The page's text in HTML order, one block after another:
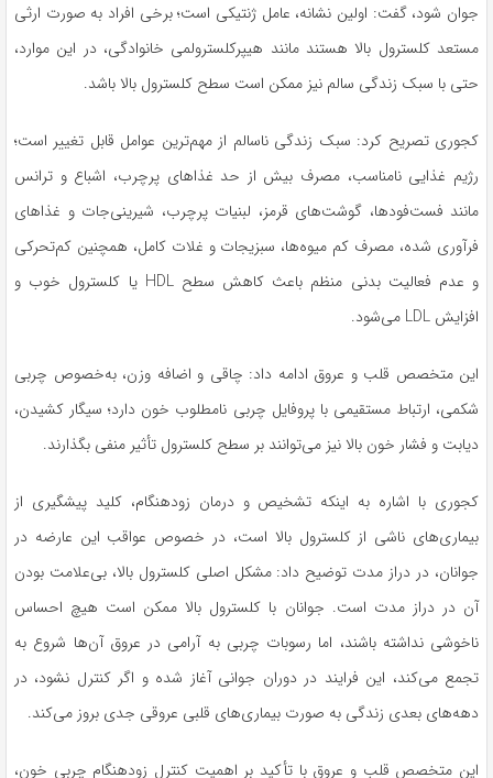
جوان شود، گفت: اولین نشانه، عامل ژنتیکی است؛ برخی افراد به صورت ارثی
مستعد کلسترول بالا هستند مانند هیپرکلسترولمی خانوادگی، در این موارد،
حتی با سبک زندگی سالم نیز ممکن است سطح کلسترول بالا باشد.
کجوری تصریح کرد: سبک زندگی ناسالم از مهم‌ترین عوامل قابل تغییر است؛
رژیم غذایی نامناسب، مصرف بیش از حد غذاهای پرچرب، اشباع و ترانس
مانند فست‌فودها، گوشت‌های قرمز، لبنیات پرچرب، شیرینی‌جات و غذاهای
فرآوری شده، مصرف کم میوه‌ها، سبزیجات و غلات کامل، همچنین کم‌تحرکی
و عدم فعالیت بدنی منظم باعث کاهش سطح HDL یا کلسترول خوب و
افزایش LDL می‌شود.
این متخصص قلب و عروق ادامه داد: چاقی و اضافه وزن، به‌خصوص چربی
شکمی، ارتباط مستقیمی با پروفایل چربی نامطلوب خون دارد؛ سیگار کشیدن،
دیابت و فشار خون بالا نیز می‌توانند بر سطح کلسترول تأثیر منفی بگذارند.
کجوری با اشاره به اینکه تشخیص و درمان زودهنگام، کلید پیشگیری از
بیماری‌های ناشی از کلسترول بالا است، در خصوص عواقب این عارضه در
جوانان، در دراز مدت توضیح داد: مشکل اصلی کلسترول بالا، بی‌علامت بودن
آن در دراز مدت است. جوانان با کلسترول بالا ممکن است هیچ احساس
ناخوشی نداشته باشند، اما رسوبات چربی به آرامی در عروق آن‌ها شروع به
تجمع می‌کند، این فرایند در دوران جوانی آغاز شده و اگر کنترل نشود، در
دهه‌های بعدی زندگی به صورت بیماری‌های قلبی عروقی جدی بروز می‌کند.
این متخصص قلب و عروق با تأکید بر اهمیت کنترل زودهنگام چربی خون،